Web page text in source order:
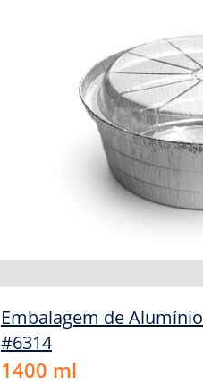
Embalagem de Alumínio
#6314
1400 ml